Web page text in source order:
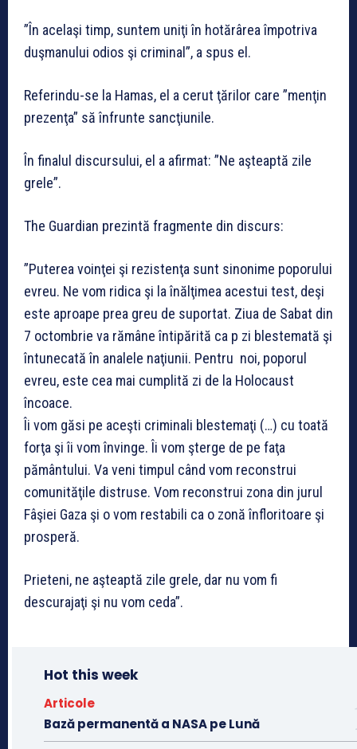
”În acelaşi timp, suntem uniţi în hotărârea împotriva
duşmanului odios şi criminal”, a spus el.
Referindu-se la Hamas, el a cerut ţărilor care ”menţin
prezenţa” să înfrunte sancţiunile.
În finalul discursului, el a afirmat: ”Ne aşteaptă zile
grele”.
The Guardian prezintă fragmente din discurs:
”Puterea voinţei şi rezistenţa sunt sinonime poporului
evreu. Ne vom ridica şi la înălţimea acestui test, deşi
este aproape prea greu de suportat. Ziua de Sabat din
7 octombrie va rămâne întipărită ca p zi blestemată şi
întunecată în analele naţiunii. Pentru noi, poporul
evreu, este cea mai cumplită zi de la Holocaust
încoace.
Îi vom găsi pe aceşti criminali blestemaţi (…) cu toată
forţa şi îi vom învinge. Îi vom şterge de pe faţa
pământului. Va veni timpul când vom reconstrui
comunităţile distruse. Vom reconstrui zona din jurul
Fâşiei Gaza şi o vom restabili ca o zonă înfloritoare şi
prosperă.
Prieteni, ne aşteaptă zile grele, dar nu vom fi
descurajaţi şi nu vom ceda”.
Hot this week
Articole
Bază permanentă a NASA pe Lună